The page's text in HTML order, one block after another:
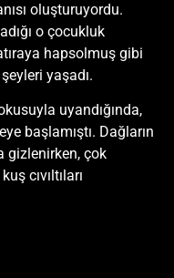
oluşturuyordu.
o çocukluk
hapsolmuş gibi
yaşadı.
uyandığında,
başlamıştı. Dağların
gizlenirken, çok
cıvıltıları